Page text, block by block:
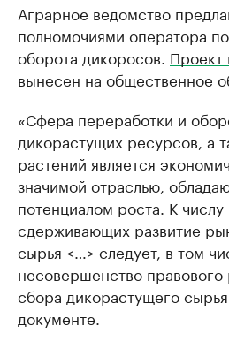
Аграрное ведомство
полномочиями оператора
оборота дикоросов. Проект
вынесен на общественное
«Сфера переработки и
дикорастущих ресурсов, а
растений является
значимой отраслью,
потенциалом роста. К
сдерживающих развитие
сырья <…> следует, в том
несовершенство правового
сбора дикорастущего
документе.